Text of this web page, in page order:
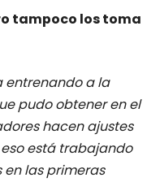
tampoco los toma
entrenando a la
pudo obtener en el
hacen ajustes
está trabajando
las primeras